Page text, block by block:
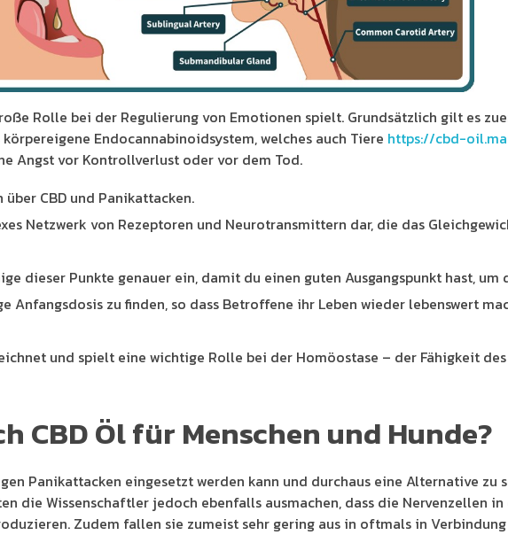
Rolle bei der Regulierung von Emotionen spielt. Grundsätzlich gilt es
Endocannabinoidsystem, welches auch Tiere https://cbd-
Angst vor Kontrollverlust oder vor dem Tod.
CBD und Panikattacken.
Netzwerk von Rezeptoren und Neurotransmittern dar, die das
dieser Punkte genauer ein, damit du einen guten Ausgangspunkt hast, um
Anfangsdosis zu finden, so dass Betroffene ihr Leben wieder lebenswert
und spielt eine wichtige Rolle bei der Homöostase – der Fähigkeit
CBD Öl für Menschen und Hunde?
Panikattacken eingesetzt werden kann und durchaus eine Alternative zu
die Wissenschaftler jedoch ebenfalls ausmachen, dass die Nervenzellen
Zudem fallen sie zumeist sehr gering aus in oftmals in